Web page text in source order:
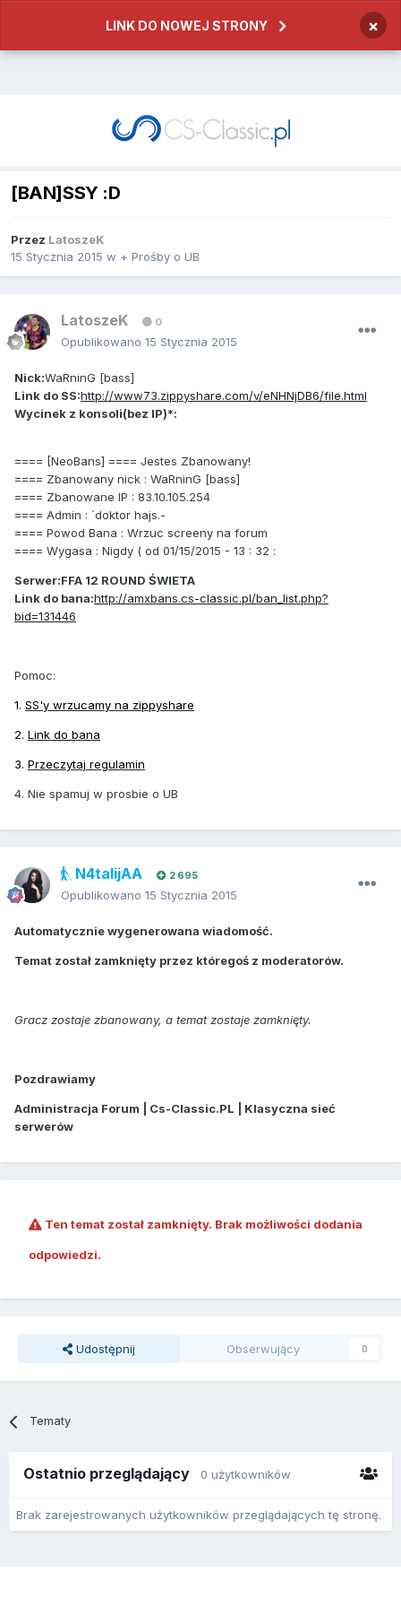
LINK DO NOWEJ STRONY ×
[BAN]SSY :D
Przez LatoszeK
15 Stycznia 2015 w + Prośby o UB
LatoszeK 0
Opublikowano 15 Stycznia 2015
Nick:WaRninG [bass]
Link do SS:http://www73.zippyshare.com/v/eNHNjDB6/file.html
Wycinek z konsoli(bez IP)*:
==== [NeoBans] ==== Jestes Zbanowany!
==== Zbanowany nick : WaRninG [bass]
==== Zbanowane IP : 83.10.105.254
==== Admin : `doktor hajs.-
==== Powod Bana : Wrzuc screeny na forum
==== Wygasa : Nigdy ( od 01/15/2015 - 13 : 32 :
Serwer:FFA 12 ROUND ŚWIETA
Link do bana:http://amxbans.cs-classic.pl/ban_list.php?
bid=131446
Pomoc:
1. SS'y wrzucamy na zippyshare
2. Link do bana
3. Przeczytaj regulamin
4. Nie spamuj w prosbie o UB
N4talijAA 2 695
Opublikowano 15 Stycznia 2015
Automatycznie wygenerowana wiadomość.
Temat został zamknięty przez któregoś z moderatorów.
Gracz zostaje zbanowany, a temat zostaje zamknięty.
Pozdrawiamy
Administracja Forum | Cs-Classic.PL | Klasyczna sieć
serwerów
Ten temat został zamknięty. Brak możliwości dodania
odpowiedzi.
Udostępnij Obserwujący 0
Tematy
Ostatnio przeglądający 0 użytkowników
Brak zarejestrowanych użytkowników przeglądających tę stronę.